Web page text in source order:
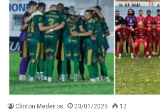
Clinton Medeiros 23/01/2025 12